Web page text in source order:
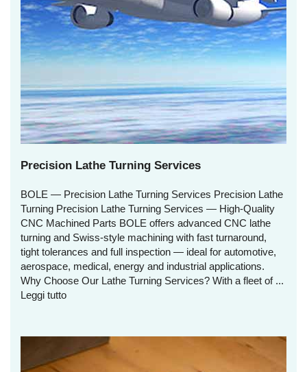
Precision Lathe Turning Services
BOLE — Precision Lathe Turning Services Precision Lathe
Turning Precision Lathe Turning Services — High‑Quality
CNC Machined Parts BOLE offers advanced CNC lathe
turning and Swiss‑style machining with fast turnaround,
tight tolerances and full inspection — ideal for automotive,
aerospace, medical, energy and industrial applications.
Why Choose Our Lathe Turning Services? With a fleet of ...
Leggi tutto